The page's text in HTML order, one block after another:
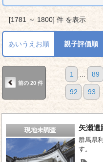
[1781 ～ 1800] 件 を表示
あいうえお順 親子評価順
前の 20 件
1 89
92 93
現地未調査 矢瀬遺
群馬県
す。